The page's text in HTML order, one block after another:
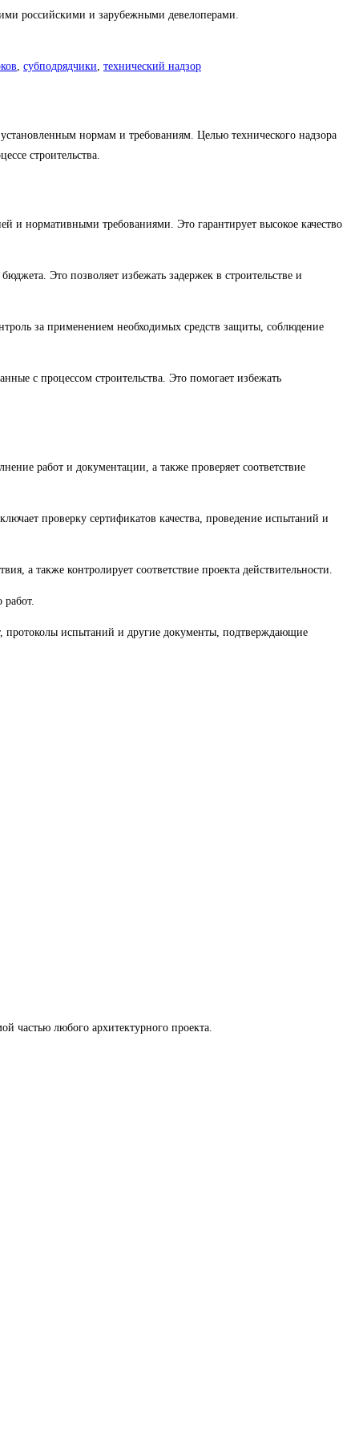
российскими и зарубежными девелоперами.
, субподрядчики, технический надзор
нормам и требованиям. Целью технического надзора
строительства.
и нормативными требованиями. Это гарантирует высокое качество
Это позволяет избежать задержек в строительстве и
за применением необходимых средств защиты, соблюдение
с процессом строительства. Это помогает избежать
работ и документации, а также проверяет соответствие
проверку сертификатов качества, проведение испытаний и
а также контролирует соответствие проекта действительности.
работ.
протоколы испытаний и другие документы, подтверждающие
частью любого архитектурного проекта.